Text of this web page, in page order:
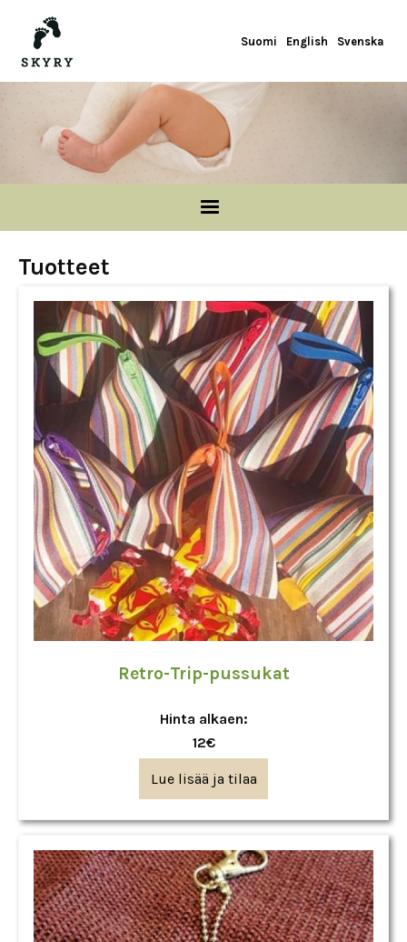
Suomi English Svenska
Tuotteet
Retro-Trip-pussukat
Hinta alkaen:
12€
Lue lisää ja tilaa